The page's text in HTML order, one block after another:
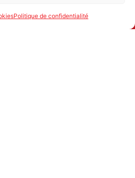
Politique de confidentialité